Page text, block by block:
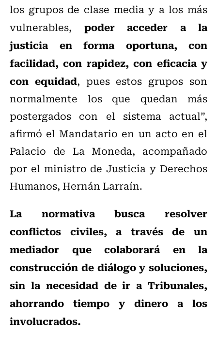
los grupos de clase media y a los más
vulnerables, poder acceder a la
justicia en forma oportuna, con
facilidad, con rapidez, con eficacia y
con equidad, pues estos grupos son
normalmente los que quedan más
postergados con el sistema actual”,
afirmó el Mandatario en un acto en el
Palacio de La Moneda, acompañado
por el ministro de Justicia y Derechos
Humanos, Hernán Larraín.
La normativa busca resolver
conflictos civiles, a través de un
mediador que colaborará en la
construcción de diálogo y soluciones,
sin la necesidad de ir a Tribunales,
ahorrando tiempo y dinero a los
involucrados.